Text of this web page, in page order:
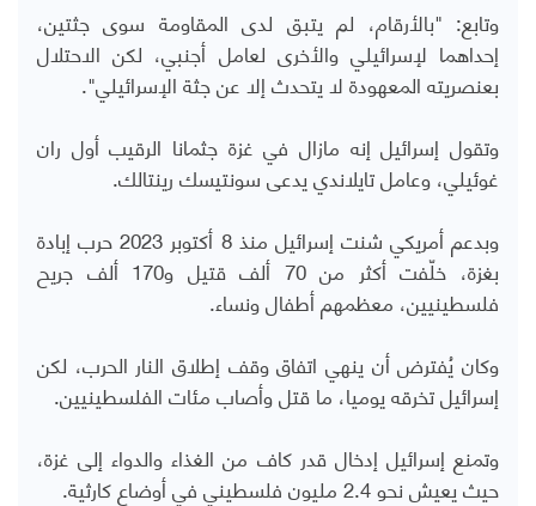
وتابع: "بالأرقام، لم يتبق لدى المقاومة سوى جثتين،
إحداهما لإسرائيلي والأخرى لعامل أجنبي، لكن الاحتلال
بعنصريته المعهودة لا يتحدث إلا عن جثة الإسرائيلي".
وتقول إسرائيل إنه مازال في غزة جثمانا الرقيب أول ران
غوئيلي، وعامل تايلاندي يدعى سونتيسك رينتالك.
وبدعم أمريكي شنت إسرائيل منذ 8 أكتوبر 2023 حرب إبادة
بغزة، خلّفت أكثر من 70 ألف قتيل و170 ألف جريح
فلسطينيين، معظمهم أطفال ونساء.
وكان يُفترض أن ينهي اتفاق وقف إطلاق النار الحرب، لكن
إسرائيل تخرقه يوميا، ما قتل وأصاب مئات الفلسطينيين.
وتمنع إسرائيل إدخال قدر كاف من الغذاء والدواء إلى غزة،
حيث يعيش نحو 2.4 مليون فلسطيني في أوضاع كارثية.